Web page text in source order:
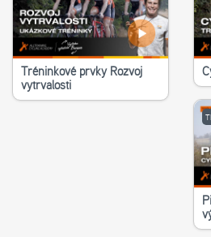
Tréninkové prvky Rozvoj
vytrvalosti